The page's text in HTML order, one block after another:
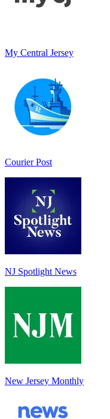
My Central Jersey
Courier Post
NJ Spotlight News
New Jersey Monthly